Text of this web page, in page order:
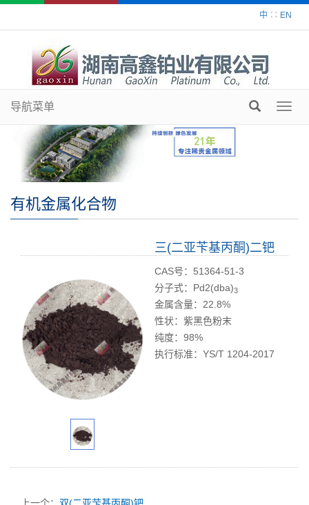
中 ∷ EN
导航菜单
有机金属化合物
三(二亚苄基丙酮)二钯
CAS号：51364-51-3
分子式：Pd2(dba)3
金属含量：22.8%
性状：紫黑色粉末
纯度：98%
执行标准：YS/T 1204-2017
上一个： 双(二亚芐基丙酮)钯